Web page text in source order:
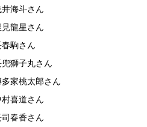
井海斗さん
見龍星さん
春駒さん
兜獅子丸さん
多家桃太郎さん
村喜道さん
司春香さん